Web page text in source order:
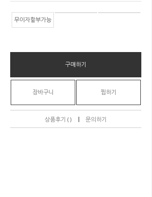
무이자할부가능
구매하기
장바구니 찜하기
상품후기 ( ) | 문의하기